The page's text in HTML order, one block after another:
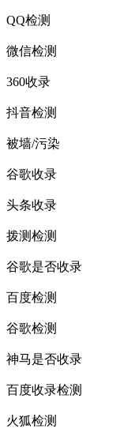
QQ检测
微信检测
360收录
抖音检测
被墙/污染
谷歌收录
头条收录
拨测检测
谷歌是否收录
百度检测
谷歌检测
神马是否收录
百度收录检测
火狐检测